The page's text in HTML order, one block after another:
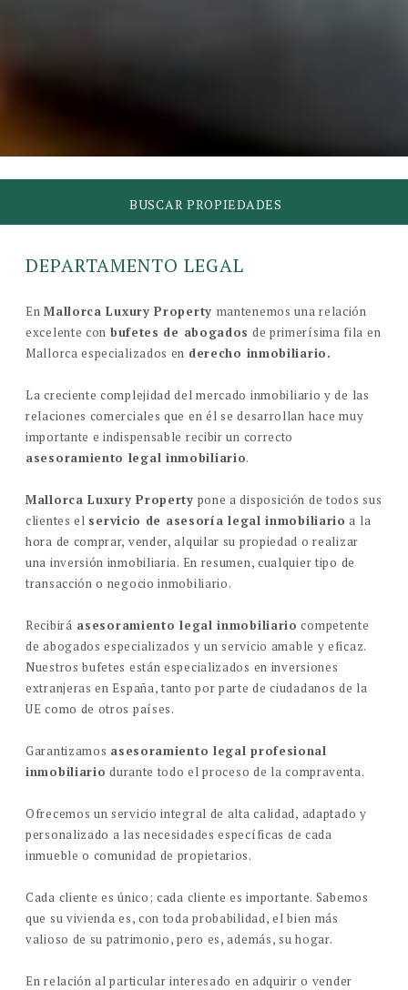
BUSCAR PROPIEDADES
DEPARTAMENTO LEGAL
EnMallorca Luxury Property mantenemos una relación
excelente con bufetes de abogados de primerísima fila en
Mallorca especializados en derecho inmobiliario.
La creciente complejidad del mercado inmobiliario y de las
relaciones comerciales que en él se desarrollan hace muy
importante e indispensable recibir un correcto
asesoramiento legal inmobiliario.
Mallorca Luxury Property pone a disposición de todos sus
clientes el servicio de asesoría legal inmobiliario a la
hora de comprar, vender, alquilar su propiedad o realizar
una inversión inmobiliaria. En resumen, cualquier tipo de
transacción o negocio inmobiliario.
Recibirá asesoramiento legal inmobiliario competente
de abogados especializados y un servicio amable y eficaz.
Nuestros bufetes están especializados en inversiones
extranjeras en España, tanto por parte de ciudadanos de la
UE como de otros países.
Garantizamos asesoramiento legal profesional
inmobiliario durante todo el proceso de la compraventa.
Ofrecemos un servicio integral de alta calidad, adaptado y
personalizado a las necesidades específicas de cada
inmueble o comunidad de propietarios.
Cada cliente es único; cada cliente es importante. Sabemos
que su vivienda es, con toda probabilidad, el bien más
valioso de su patrimonio, pero es, además, su hogar.
En relación al particular interesado en adquirir o vender